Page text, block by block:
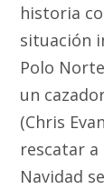
historia
situación
Polo
un
(Chris
rescatar a
Navidad